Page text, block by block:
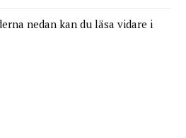
nedan kan du läsa vidare i